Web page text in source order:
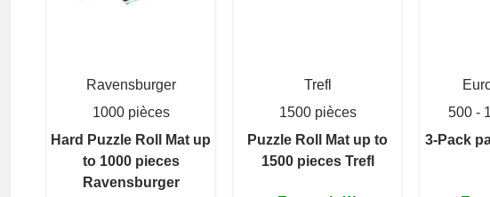
Ravensburger
1000 pièces
Hard Puzzle Roll Mat up
to 1000 pieces
Ravensburger
Trefl
1500 pièces
Puzzle Roll Mat up to
1500 pieces Trefl
500 -
3-Pack